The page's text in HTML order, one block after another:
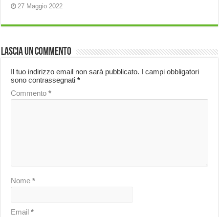
27 Maggio 2022
Lascia un commento
Il tuo indirizzo email non sarà pubblicato. I campi obbligatori
sono contrassegnati*
Commento*
Nome*
Email*